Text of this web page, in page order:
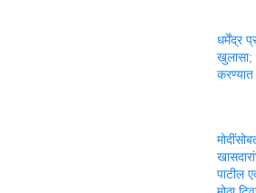
धर्मेंद्र
खुलासा;
पाटील